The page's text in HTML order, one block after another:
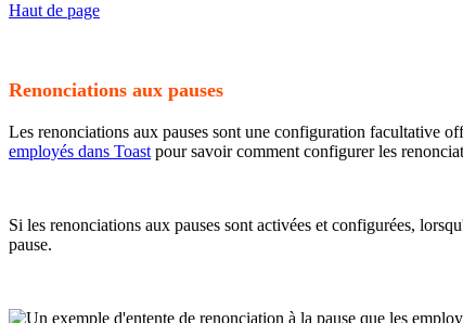
Haut de page
Renonciations aux pauses
Les renonciations aux pauses sont une configuration facultative
employés dans Toast pour savoir comment configurer les
Si les renonciations aux pauses sont activées et configurées,
pause.